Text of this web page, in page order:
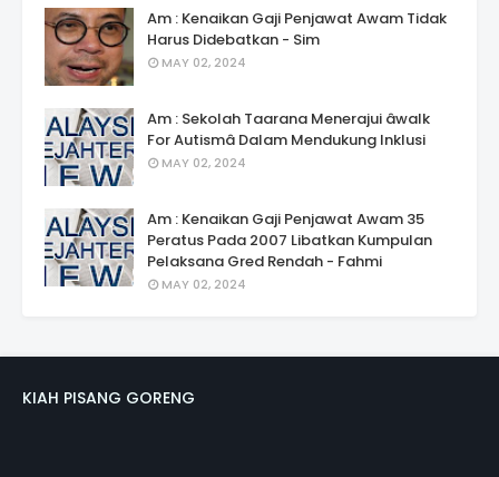
Am : Kenaikan Gaji Penjawat Awam Tidak
Harus Didebatkan - Sim
MAY 02, 2024
Am : Sekolah Taarana Menerajui âwalk
For Autismâ Dalam Mendukung Inklusi
MAY 02, 2024
Am : Kenaikan Gaji Penjawat Awam 35
Peratus Pada 2007 Libatkan Kumpulan
Pelaksana Gred Rendah - Fahmi
MAY 02, 2024
KIAH PISANG GORENG